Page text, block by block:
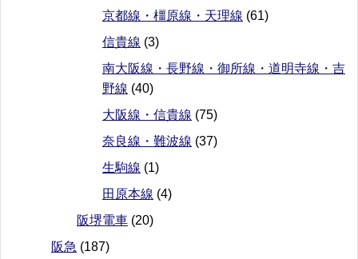
京都線・橿原線・天理線 (61)
信貴線 (3)
南大阪線・長野線・御所線・道明寺線・吉
野線 (40)
大阪線・信貴線 (75)
奈良線・難波線 (37)
生駒線 (1)
田原本線 (4)
阪堺電車 (20)
阪急 (187)